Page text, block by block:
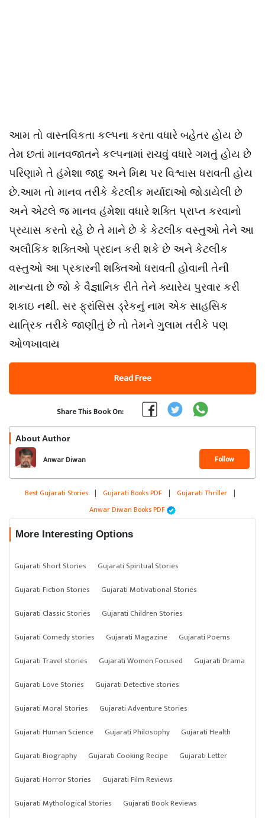
આમ તો વાસ્તવિકતા કલ્પના કરતા વધારે બહેતર હોય છે
તેમ છતાં માનવજાતને કલ્પનામાં રાચવું વધારે ગમતું હોય છે
પરિણામે તે હંમેશા જાદુ અને મિથ પર વિશ્વાસ ધરાવતી હોય
છે.આમ તો માનવ તરીકે કેટલીક મર્યાદાઓ જોડાયેલી છે
અને એટલે જ માનવ હંમેશા વધારે શક્તિ પ્રાપ્ત કરવાનો
પ્રયાસ કરતો રહે છે તે માને છે કે કેટલીક વસ્તુઓ તેને આ
અલૌકિક શક્તિઓ પ્રદાન કરી શકે છે અને કેટલીક
વસ્તુઓ આ પ્રકારની શક્તિઓ ધરાવતી હોવાની તેની
માન્યતા છે જો કે વૈજ્ઞાનિક રીતે તેને ક્યારેય પુરવાર કરી
શકાઇ નથી. સર ફ્રાંસિસ ડ્રેકનું નામ એક સાહસિક
યાત્રિક તરીકે જાણીતું છે તો તેમને ગુલામ તરીકે પણ
ઓળખાવાય
Read Free
Share This Book On:
About Author
Anwar Diwan Follow
Best Gujarati Stories | Gujarati Books PDF | Gujarati Thriller |
Anwar Diwan Books PDF
More Interesting Options
Gujarati Short Stories
Gujarati Spiritual Stories
Gujarati Fiction Stories
Gujarati Motivational Stories
Gujarati Classic Stories
Gujarati Children Stories
Gujarati Comedy stories
Gujarati Magazine
Gujarati Poems
Gujarati Travel stories
Gujarati Women Focused
Gujarati Drama
Gujarati Love Stories
Gujarati Detective stories
Gujarati Moral Stories
Gujarati Adventure Stories
Gujarati Human Science
Gujarati Philosophy
Gujarati Health
Gujarati Biography
Gujarati Cooking Recipe
Gujarati Letter
Gujarati Horror Stories
Gujarati Film Reviews
Gujarati Mythological Stories
Gujarati Book Reviews